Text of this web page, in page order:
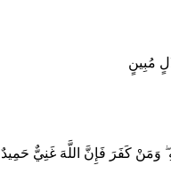
مُبِينٍ
وَمَنْ كَفَرَ فَإِنَّ اللَّهَ غَنِيٌّ حَمِيدٌ